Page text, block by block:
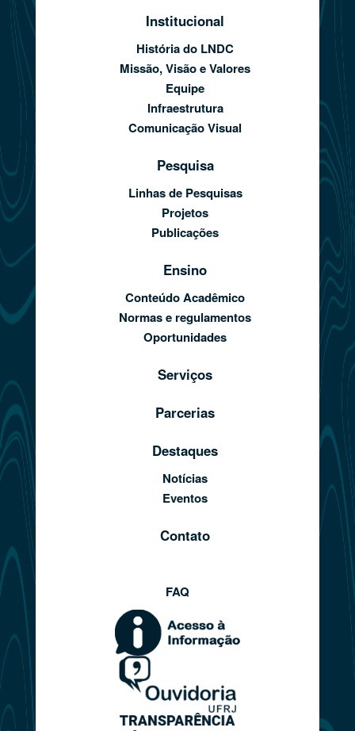
Institucional
História do LNDC
Missão, Visão e Valores
Equipe
Infraestrutura
Comunicação Visual
Pesquisa
Linhas de Pesquisas
Projetos
Publicações
Ensino
Conteúdo Acadêmico
Normas e regulamentos
Oportunidades
Serviços
Parcerias
Destaques
Notícias
Eventos
Contato
FAQ